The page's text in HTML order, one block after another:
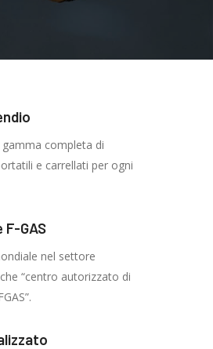
completa di
e carrellati per ogni
F-GAS
nel settore
“centro autorizzato di